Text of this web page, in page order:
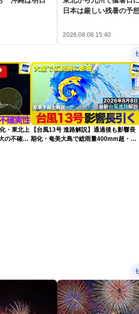
日本は厳しい残暑の予想
2026.08.08 15:40
・東北上
の不確実
【台風13号 進路解説】通過後も影響長
期化・奄美大島で総雨量400mm超・高